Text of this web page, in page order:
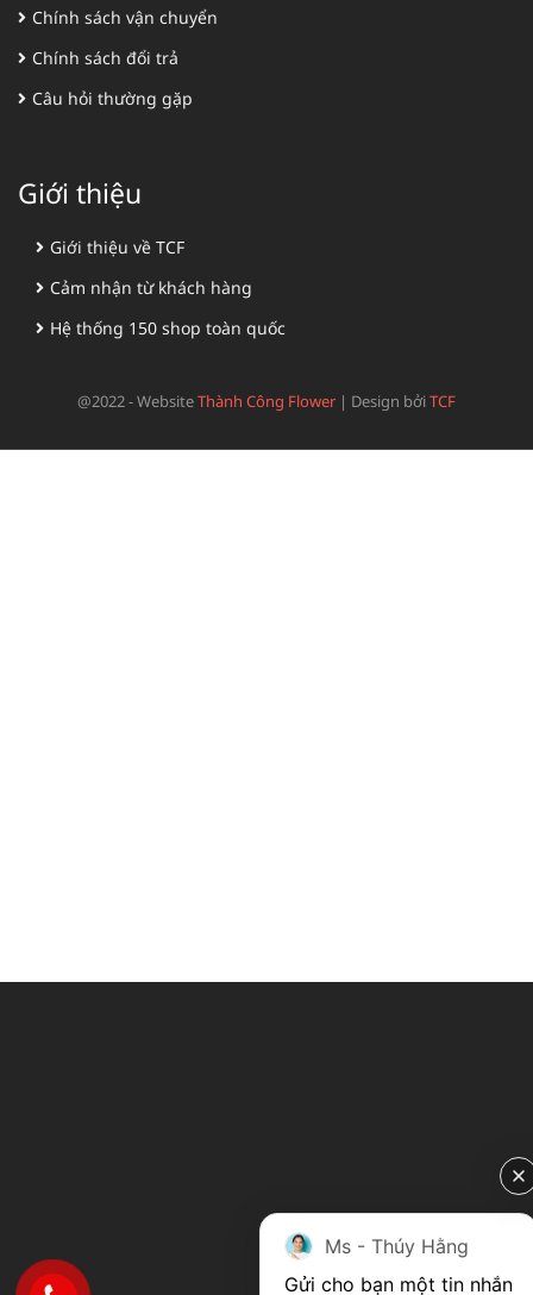
Chính sách vận chuyển
Chính sách đổi trả
Câu hỏi thường gặp
Giới thiệu
Giới thiệu về TCF
Cảm nhận từ khách hàng
Hệ thống 150 shop toàn quốc
@2022 - WebsiteThành Công Flower | Design bởiTCF
Ms - Thúy Hằng
Gửi cho bạn một tin nhắn